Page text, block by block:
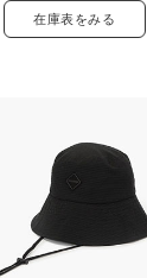
在庫表をみる